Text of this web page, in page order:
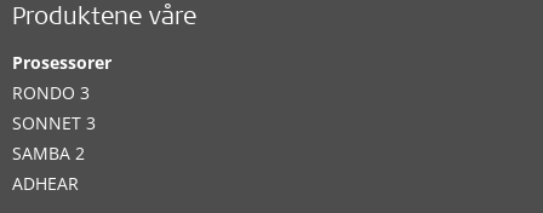
Produktene våre
Prosessorer
RONDO 3
SONNET 3
SAMBA 2
ADHEAR